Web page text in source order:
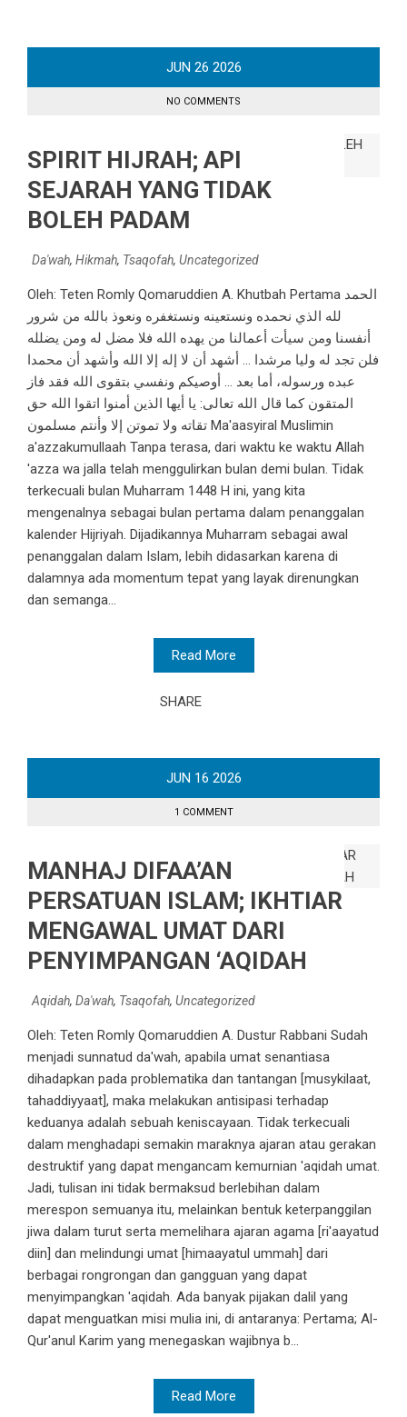
JUN 26 2026
NO COMMENTS
SPIRIT HIJRAH; API
SEJARAH YANG TIDAK
BOLEH PADAM
Da'wah, Hikmah, Tsaqofah, Uncategorized
Oleh: Teten Romly Qomaruddien A. Khutbah Pertama الحمد
لله الذي نحمده ونستعينه ونستغفره ونعوذ بالله من شرور
أنفسنا ومن سيأت أعمالنا من يهده الله فلا مضل له ومن يضلله
فلن تجد له وليا مرشدا … أشهد أن لا إله إلا الله وأشهد أن محمدا
عبده ورسوله، أما بعد … أوصيكم ونفسي بتقوى الله فقد فاز
المتقون كما قال الله تعالى: يا أيها الذين أمنوا اتقوا الله حق
تقاته ولا تموتن إلا وأنتم مسلمون Ma'aasyiral Muslimin
a'azzakumullaah Tanpa terasa, dari waktu ke waktu Allah
'azza wa jalla telah menggulirkan bulan demi bulan. Tidak
terkecuali bulan Muharram 1448 H ini, yang kita
mengenalnya sebagai bulan pertama dalam penanggalan
kalender Hijriyah. Dijadikannya Muharram sebagai awal
penanggalan dalam Islam, lebih didasarkan karena di
dalamnya ada momentum tepat yang layak direnungkan
dan semanga...
Read More
SHARE
JUN 16 2026
1 COMMENT
MANHAJ DIFAA’AN
PERSATUAN ISLAM; IKHTIAR
MENGAWAL UMAT DARI
PENYIMPANGAN ‘AQIDAH
Aqidah, Da'wah, Tsaqofah, Uncategorized
Oleh: Teten Romly Qomaruddien A. Dustur Rabbani Sudah
menjadi sunnatud da'wah, apabila umat senantiasa
dihadapkan pada problematika dan tantangan [musykilaat,
tahaddiyyaat], maka melakukan antisipasi terhadap
keduanya adalah sebuah keniscayaan. Tidak terkecuali
dalam menghadapi semakin maraknya ajaran atau gerakan
destruktif yang dapat mengancam kemurnian 'aqidah umat.
Jadi, tulisan ini tidak bermaksud berlebihan dalam
merespon semuanya itu, melainkan bentuk keterpanggilan
jiwa dalam turut serta memelihara ajaran agama [ri'aayatud
diin] dan melindungi umat [himaayatul ummah] dari
berbagai rongrongan dan gangguan yang dapat
menyimpangkan 'aqidah. Ada banyak pijakan dalil yang
dapat menguatkan misi mulia ini, di antaranya: Pertama; Al-
Qur'anul Karim yang menegaskan wajibnya b...
Read More